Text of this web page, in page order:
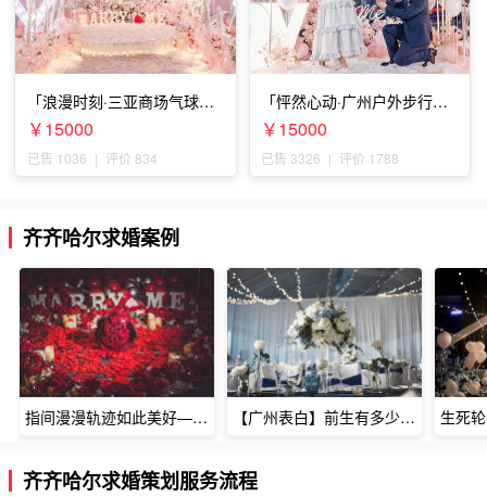
「浪漫时刻·三亚商场气球雨
惊喜求婚」
￥15000
已售 1036 | 评价 834
「怦然心动·广州户外步行街
求婚」
￥15000
已售 3326 | 评价 1788
齐齐哈尔求婚案例
指间漫漫轨迹如此美好——深圳烈焰玫瑰生日惊喜 【广州表白】前生有多少未尽的缘7张
齐齐哈尔求婚策划服务流程